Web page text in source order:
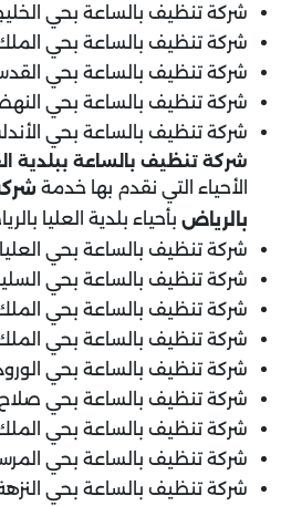
شركة تنظيف بالساعة بحي
شركة تنظيف بالساعة بحي
شركة تنظيف بالساعة بحي
شركة تنظيف بالساعة بحي
شركة تنظيف بالساعة بحي
شركة تنظيف بالساعة ببلدية
الأحياء التي نقدم بها خدمة
بالرياض بأحياء بلدية العليا
شركة تنظيف بالساعة بحي العليا
شركة تنظيف بالساعة بحي
شركة تنظيف بالساعة بحي الملك
شركة تنظيف بالساعة بحي
شركة تنظيف بالساعة بحي
شركة تنظيف بالساعة بحي صلاح
شركة تنظيف بالساعة بحي
شركة تنظيف بالساعة بحي
شركة تنظيف بالساعة بحي